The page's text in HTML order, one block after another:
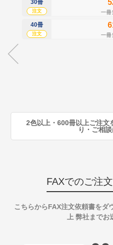
30冊
注文 一冊
40冊
注文 一冊
2色以上・600冊以上ご注文
り・ご相
FAXでのご注
こちらからFAX注文依頼書をダ
上 弊社までお